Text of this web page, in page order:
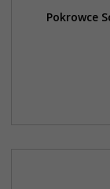
Pokrowce